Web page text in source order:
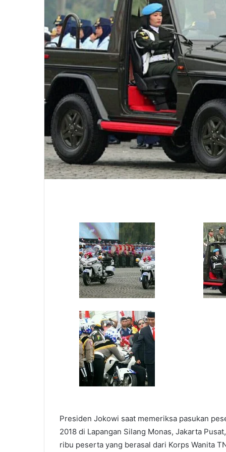
Presiden Jokowi saat memeriksa pasukan
2018 di Lapangan Silang Monas, Jakarta
ribu peserta yang berasal dari Korps Wanita